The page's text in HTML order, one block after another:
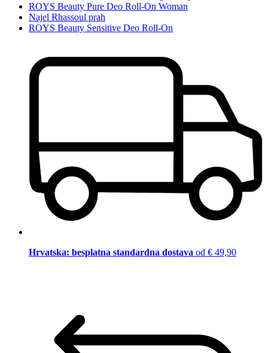
ROYS Beauty Pure Deo Roll-On Woman
Najel Rhassoul prah
ROYS Beauty Sensitive Deo Roll-On
Hrvatska: besplatna standardna dostava od € 49,90